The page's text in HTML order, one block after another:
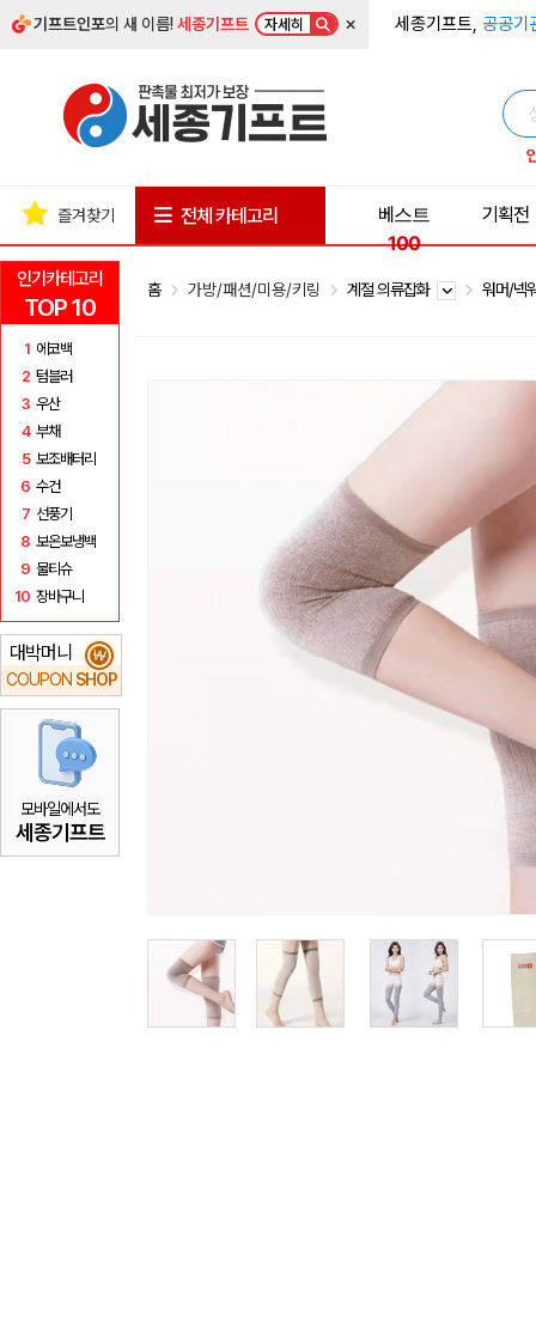
기프트인포의 새 이름!세종기프트 자세히 × 세종기프트, 공공기
인기카테고리
TOP 10
1 에코백
2 텀블러
3 우산
4 부채
5 보조배터리
6 수건
7 선풍기
8 보온보냉백
9 물티슈
10 장바구니
대박머니
COUPON SHOP
₩
모바일에서도
세종기프트
즐겨찾기 전체 카테고리
베스트
100
기획전
홈 가방/패션/미용/키링 계절 의류잡화 워머/넥